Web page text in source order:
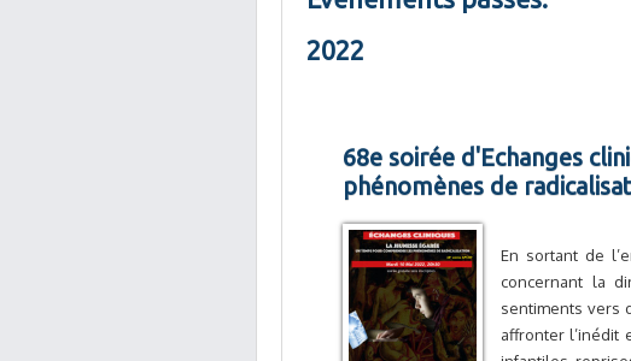
2022
68e soirée d'Echanges
phénomènes de
En sortant de
concernant la
sentiments vers
affronter l’inédit